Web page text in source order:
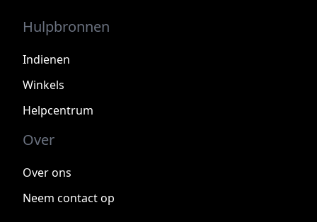
Hulpbronnen
Indienen
Winkels
Helpcentrum
Over
Over ons
Neem contact op